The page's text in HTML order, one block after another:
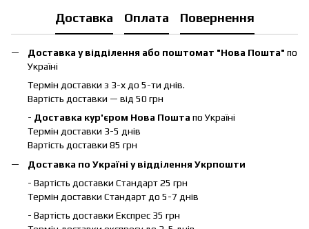
Доставка Оплата Повернення
Доставка у відділення або поштомат "Нова Пошта" по
Україні
Термін доставки з 3-х до 5-ти днів.
Вартість доставки — від 50 грн
- Доставка кур'єром Нова Пошта по Україні
Термін доставки 3-5 днів
Вартість доставки 85 грн
Доставка по Україні у відділення Укрпошти
- Вартість доставки Стандарт 25 грн
Термін доставки Стандарт до 5-7 днів
- Вартість доставки Експрес 35 грн